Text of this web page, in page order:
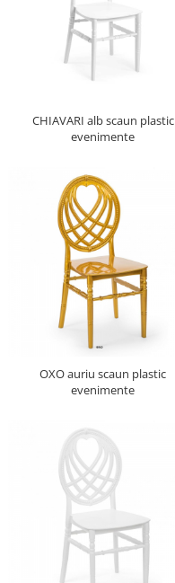
CHIAVARI alb scaun plastic
evenimente
OXO auriu scaun plastic
evenimente